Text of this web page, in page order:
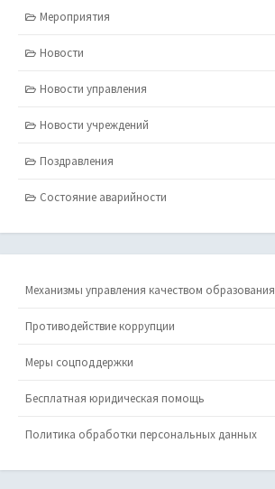
Мероприятия
Новости
Новости управления
Новости учреждений
Поздравления
Состояние аварийности
Механизмы управления качеством образования
Противодействие коррупции
Меры соцподдержки
Бесплатная юридическая помощь
Политика обработки персональных данных